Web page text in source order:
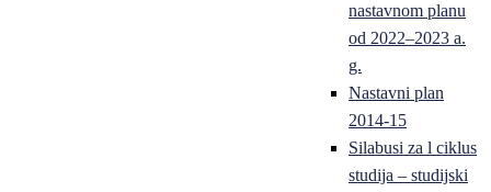
nastavnom planu
od 2022–2023 a.
g.
Nastavni plan
2014-15
Silabusi za l ciklus
studija – studijski